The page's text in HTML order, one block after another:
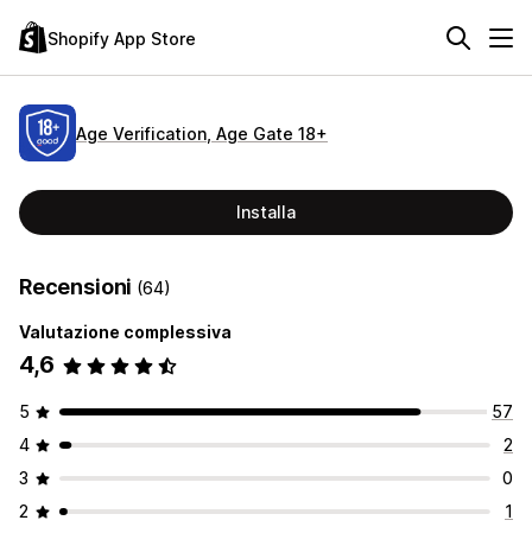
Shopify App Store
Age Verification, Age Gate 18+
Installa
Recensioni (64)
Valutazione complessiva
4,6
5
57
4
2
3
0
2
1